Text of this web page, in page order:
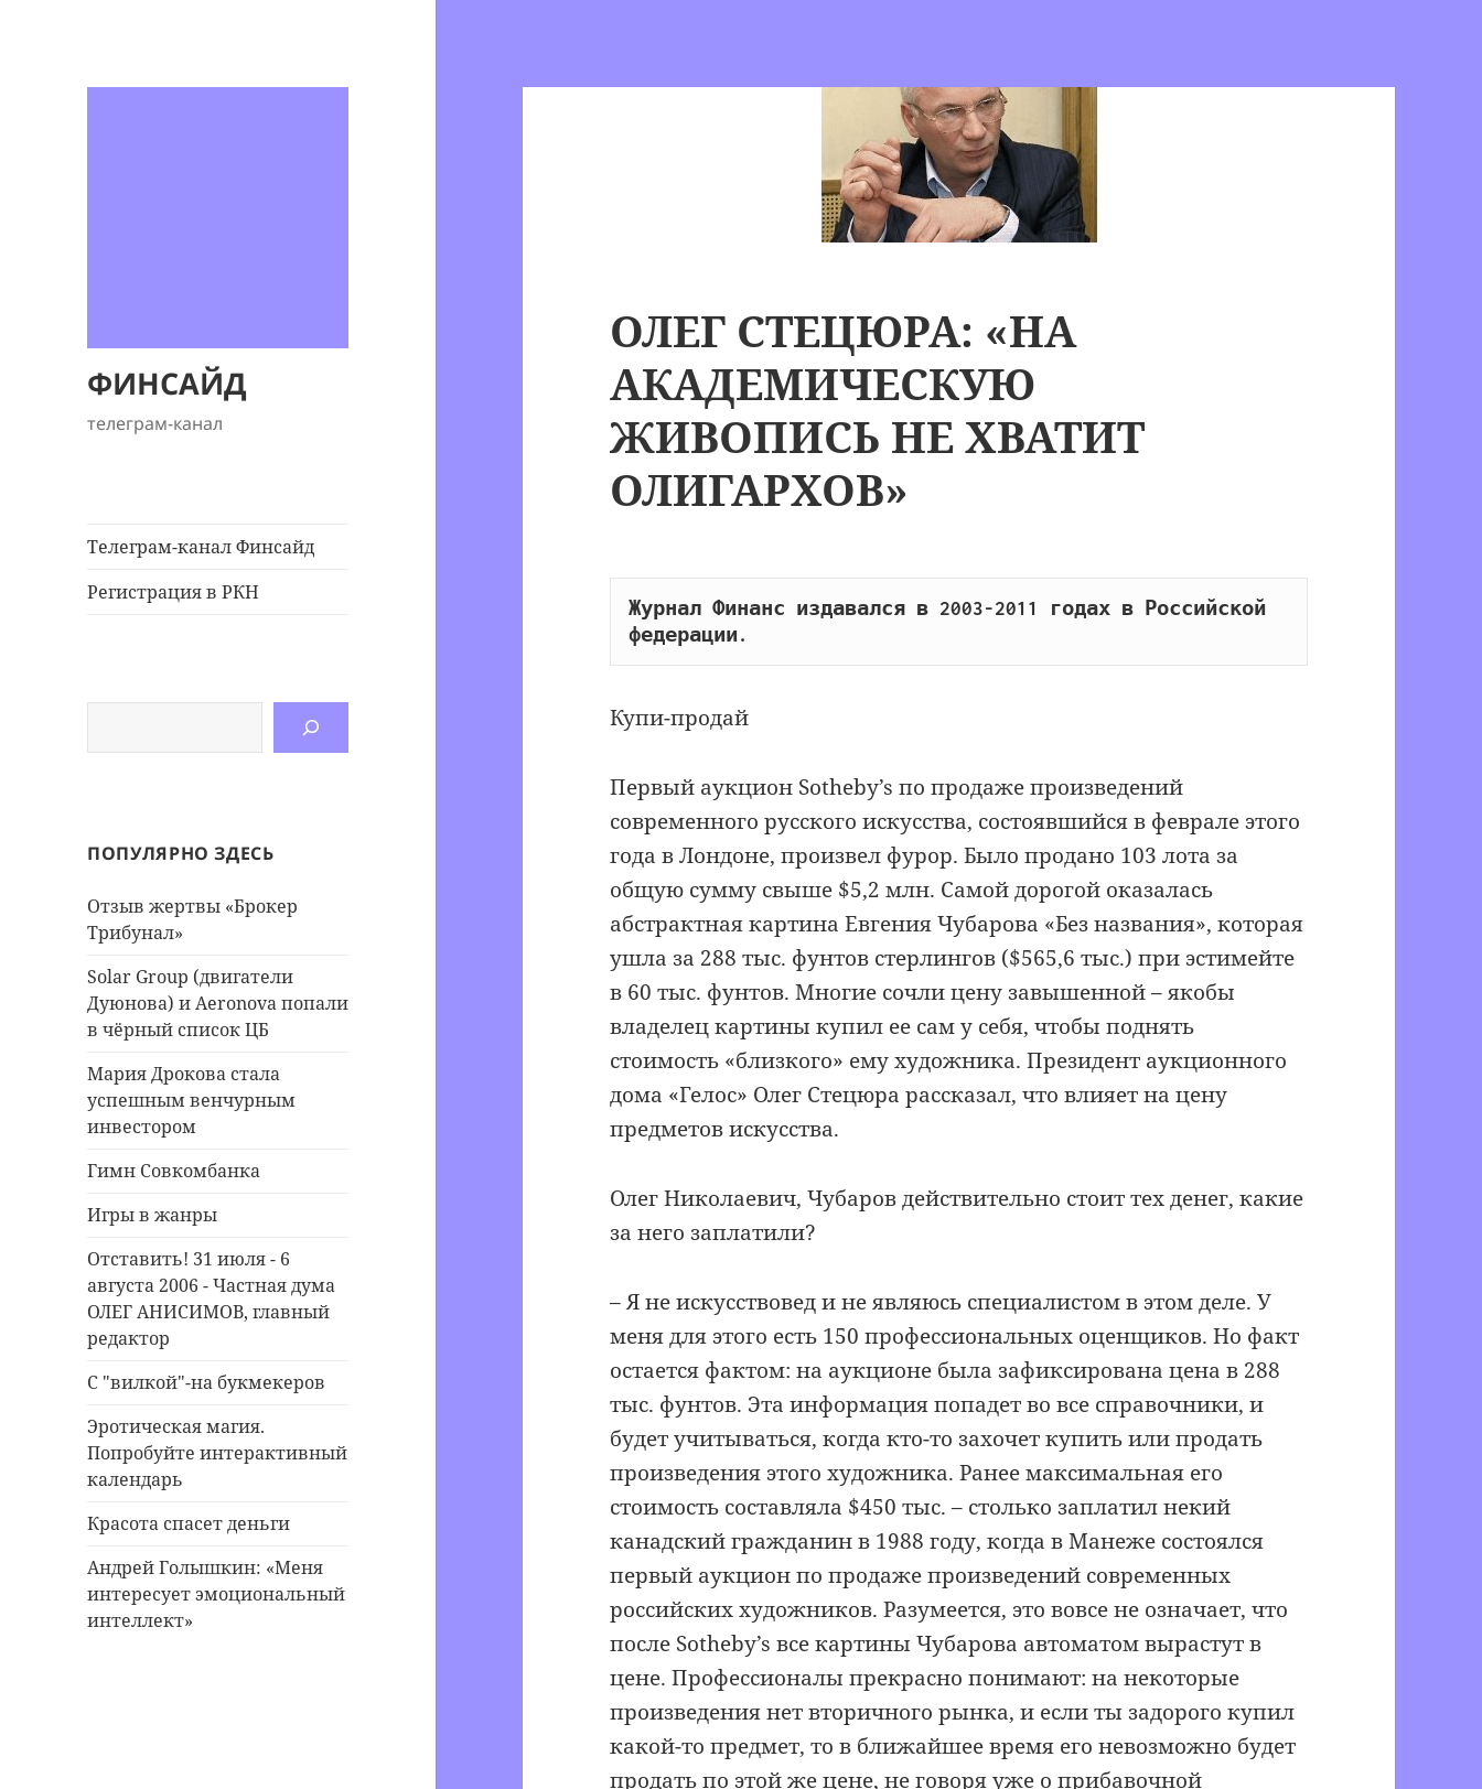
ФИНСАЙД
телеграм-канал
Телеграм-канал Финсайд
Регистрация в РКН
ПОПУЛЯРНО ЗДЕСЬ
Отзыв жертвы «Брокер
Трибунал»
Solar Group (двигатели
Дуюнова) и Aeronova попали
в чёрный список ЦБ
Мария Дрокова стала
успешным венчурным
инвестором
Гимн Совкомбанка
Игры в жанры
Отставить! 31 июля - 6
августа 2006 - Частная дума
ОЛЕГ АНИСИМОВ, главный
редактор
С "вилкой"-на букмекеров
Эротическая магия.
Попробуйте интерактивный
календарь
Красота спасет деньги
Андрей Голышкин: «Меня
интересует эмоциональный
интеллект»
ОЛЕГ СТЕЦЮРА: «НА
АКАДЕМИЧЕСКУЮ
ЖИВОПИСЬ НЕ ХВАТИТ
ОЛИГАРХОВ»
Журнал Финанс издавался в 2003-2011 годах в Российской
федерации.
Купи-продай
Первый аукцион Sotheby’s по продаже произведений
современного русского искусства, состоявшийся в феврале этого
года в Лондоне, произвел фурор. Было продано 103 лота за
общую сумму свыше $5,2 млн. Самой дорогой оказалась
абстрактная картина Евгения Чубарова «Без названия», которая
ушла за 288 тыс. фунтов стерлингов ($565,6 тыс.) при эстимейте
в 60 тыс. фунтов. Многие сочли цену завышенной – якобы
владелец картины купил ее сам у себя, чтобы поднять
стоимость «близкого» ему художника. Президент аукционного
дома «Гелос» Олег Стецюра рассказал, что влияет на цену
предметов искусства.
Олег Николаевич, Чубаров действительно стоит тех денег, какие
за него заплатили?
– Я не искусствовед и не являюсь специалистом в этом деле. У
меня для этого есть 150 профессиональных оценщиков. Но факт
остается фактом: на аукционе была зафиксирована цена в 288
тыс. фунтов. Эта информация попадет во все справочники, и
будет учитываться, когда кто-то захочет купить или продать
произведения этого художника. Ранее максимальная его
стоимость составляла $450 тыс. – столько заплатил некий
канадский гражданин в 1988 году, когда в Манеже состоялся
первый аукцион по продаже произведений современных
российских художников. Разумеется, это вовсе не означает, что
после Sotheby’s все картины Чубарова автоматом вырастут в
цене. Профессионалы прекрасно понимают: на некоторые
произведения нет вторичного рынка, и если ты задорого купил
какой-то предмет, то в ближайшее время его невозможно будет
продать по этой же цене, не говоря уже о прибавочной